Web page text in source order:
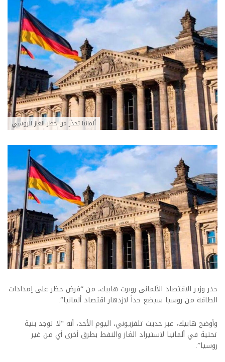
ألمانيا تحذّر من حظر الغاز الروسي
​حذر وزير الاقتصاد الألماني روبرت هابيك، من “فرض حظر على إمدادات
الطاقة من روسيا سيضع حداً لازدهار اقتصاد ألمانيا”.
وأوضح هابيك، عبر حديث تلفزيوني، اليوم الأحد، أنه “لا توجد بنية
تحتية في ألمانيا لاستيراد الغاز والنفط بطرق أخرى أي من غير
روسيا”.